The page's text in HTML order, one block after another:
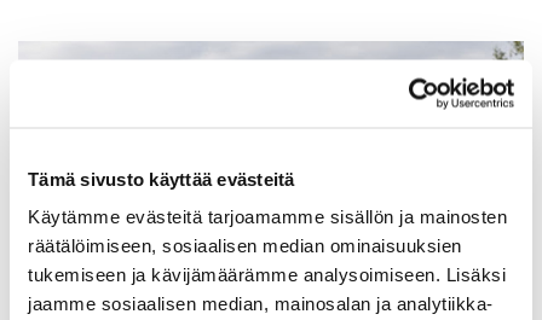
Tämä sivusto käyttää evästeitä
Käytämme evästeitä tarjoamamme sisällön ja mainosten
räätälöimiseen, sosiaalisen median ominaisuuksien
tukemiseen ja kävijämäärämme analysoimiseen. Lisäksi
jaamme sosiaalisen median, mainosalan ja analytiikka-